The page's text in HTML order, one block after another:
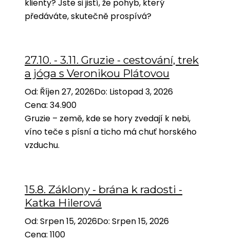
klienty? Jste si jistí, že pohyb, který
předáváte, skutečně prospívá?
27.10. - 3.11. Gruzie - cestování, trek
a jóga s Veronikou Plátovou
Od: Říjen 27, 2026Do: Listopad 3, 2026
Cena: 34.900
Gruzie – země, kde se hory zvedají k nebi,
víno teče s písní a ticho má chuť horského
vzduchu.
15.8. Záklony - brána k radosti -
Katka Hilerová
Od: Srpen 15, 2026Do: Srpen 15, 2026
Cena: 1100